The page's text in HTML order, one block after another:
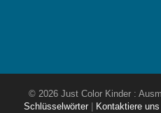
© 2026 Just Color Kinder :
Schlüsselwörter
Kontaktiere uns